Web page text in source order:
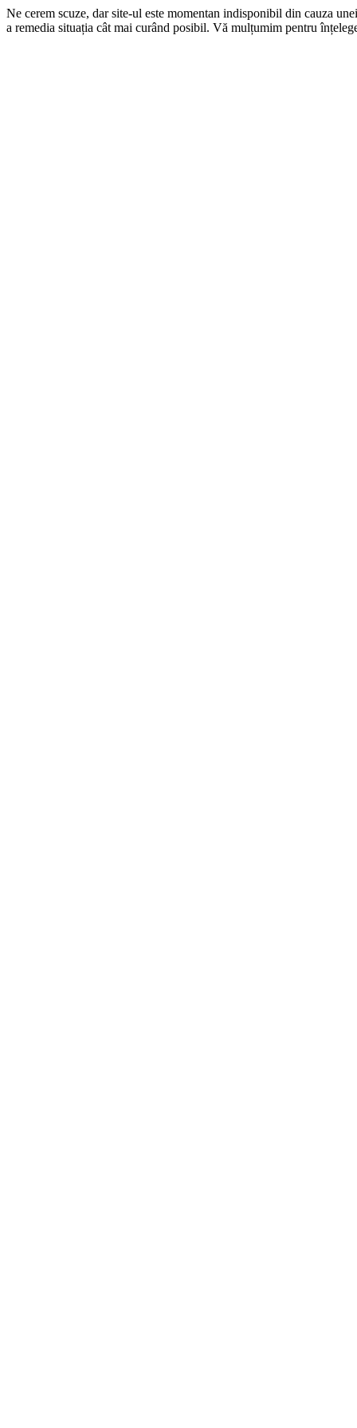
Ne cerem scuze, dar site-ul este momentan indisponibil din cauza
a remedia situația cât mai curând posibil. Vă mulțumim pentru